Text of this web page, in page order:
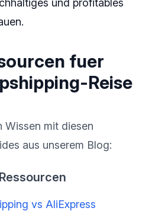
und profitables
fuer
Reise
Wissen mit diesen
aus unserem Blog:
vs AliExpress